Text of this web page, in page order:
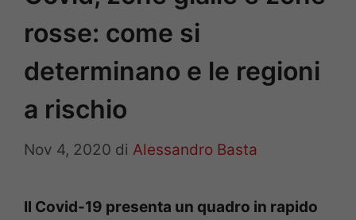
rosse: come si
determinano e le regioni
a rischio
Nov 4, 2020 di Alessandro Basta
Il Covid-19 presenta un quadro in rapido